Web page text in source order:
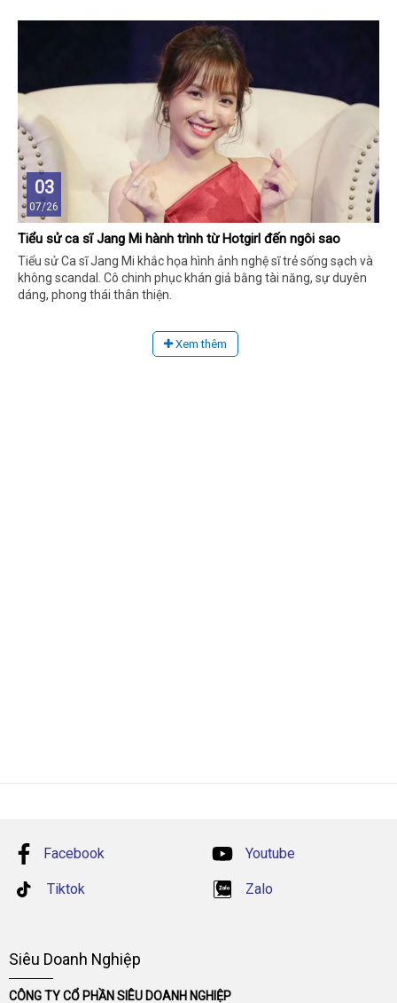
03
07/26
Tiểu sử ca sĩ Jang Mi hành trình từ Hotgirl đến ngôi sao
Tiểu sử Ca sĩ Jang Mi khắc họa hình ảnh nghệ sĩ trẻ sống sạch và
không scandal. Cô chinh phục khán giả bằng tài năng, sự duyên
dáng, phong thái thân thiện.
Xem thêm
Facebook Youtube
Tiktok Zalo
Siêu Doanh Nghiệp
CÔNG TY CỔ PHẦN SIÊU DOANH NGHIỆP